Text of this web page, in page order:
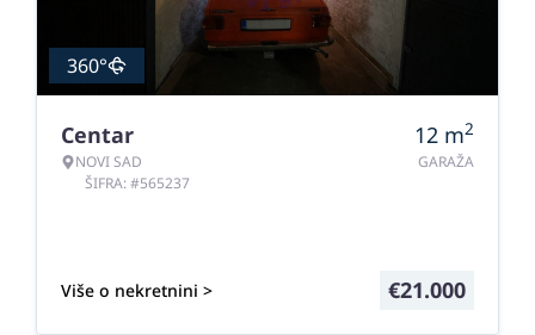
360°
Centar
NOVI SAD
ŠIFRA: #565237
12 m2
GARAŽA
Više o nekretnini > €21.000